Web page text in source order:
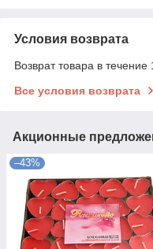
Условия возврата
Возврат товара в течение
Все условия возврата
Акционные
–43%